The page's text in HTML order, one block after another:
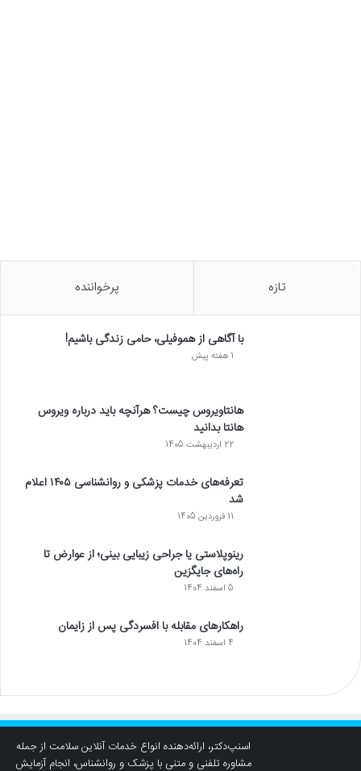
تازه پرخواننده
با آگاهی از هموفیلی، حامی زندگی باشیم!
1 هفته پیش
هانتاویروس چیست؟ هرآنچه باید درباره ویروس
هانتا بدانید
22 اردیبهشت 1405
تعرفه‌های خدمات پزشکی و روانشناسی ۱۴۰۵ اعلام
شد
11 فروردین 1405
رینوپلاستی یا جراحی زیبایی بینی؛ از عوارض تا
راه‌های جایگزین
5 اسفند 1404
راهکارهای مقابله با افسردگی پس از زایمان
4 اسفند 1404
اسنپ‌دکتر، ارائه‌دهنده انواع خدمات آنلاین سلامت از جمله
مشاوره تلفنی و متنی با پزشک و روانشناس، انجام آزمایش